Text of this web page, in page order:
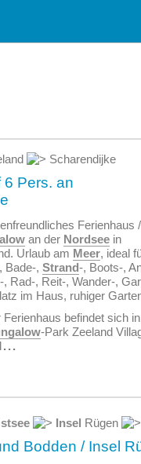
Scharendijke
Pers. an
Ferienhaus /
an der Nordsee in
Urlaub am Meer, ideal
Bade-, Strand-, Boots-,
, Rad-, Reit-, Wander-,
im Haus, ruhiger
Ferienhaus befindet sich
-Park Zeeland
...
Insel Rügen
Bodden / Insel